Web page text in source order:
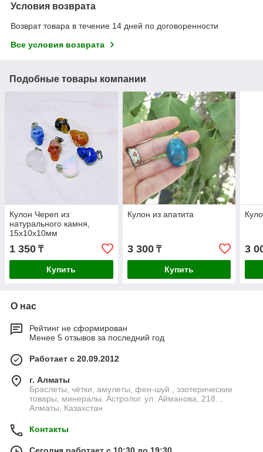
Условия возврата
Возврат товара в течение 14 дней по договоренности
Все условия возврата
Подобные товары компании
Кулон Череп из
натурального камня,
15х10х10мм
1 350 ₸
Купить
Кулон из апатита
3 300₸
Купить
3
О нас
Рейтинг не сформирован
Менее 5 отзывов за последний год
Работает с 20.09.2012
г. Алматы
Браслеты, чётки, амулеты, фен-шуй , эзотерические
товары, минералы. Астролог. ул. Айманова, 218. ,
Алматы, Казахстан
Контакты